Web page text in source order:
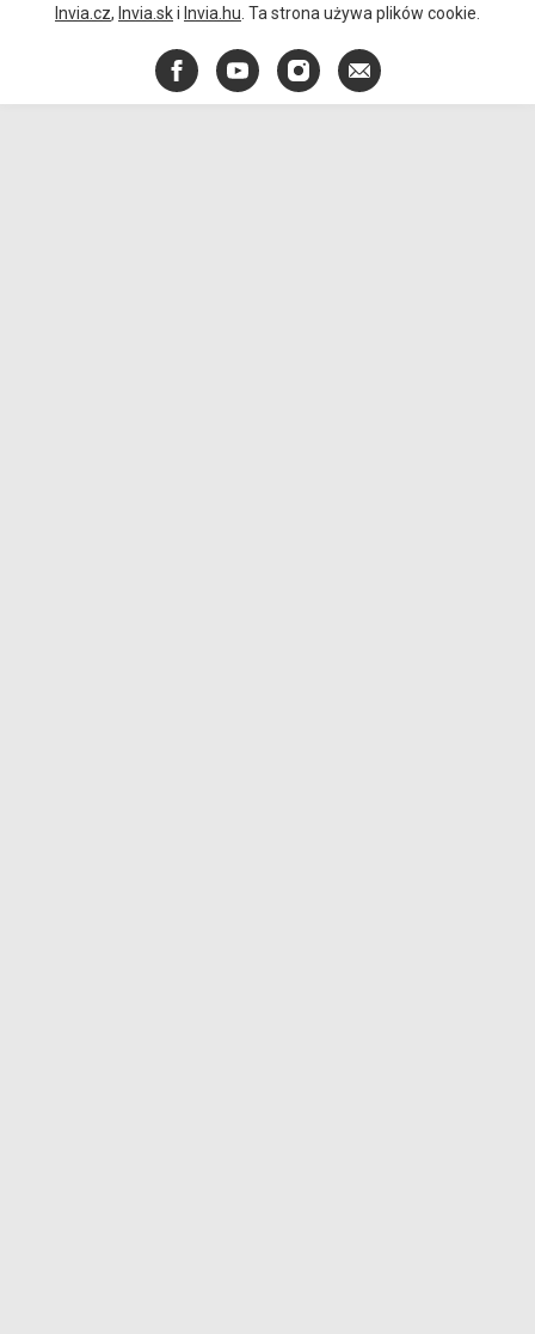
Invia.cz, Invia.ski Invia.hu . Ta strona używa plików cookie.
FacebookYouTubeInstagram
E-
mail